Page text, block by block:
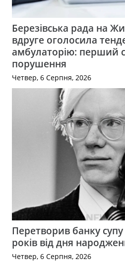
Березівська рада на
вдруге оголосила
амбулаторію: перший
порушення
Четвер, 6 Серпня, 2026
Перетворив банку
років від дня
Четвер, 6 Серпня, 2026